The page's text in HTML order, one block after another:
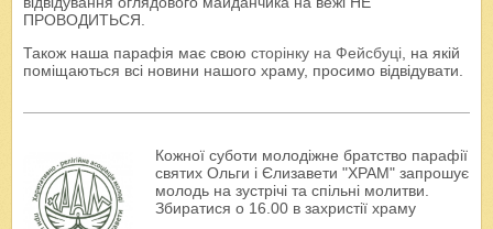
ПРОВОДИТЬСЯ.
Також наша парафія має свою сторінку на Фейсбуці, на якій
поміщаються всі новини нашого храму, просимо відвідувати.
Кожної суботи молодіжне братство парафії
святих Ольги і Єлизавети "ХРАМ" запрошує
молодь на зустрічі та спільні молитви.
Збиратися о 16.00 в захристії храму